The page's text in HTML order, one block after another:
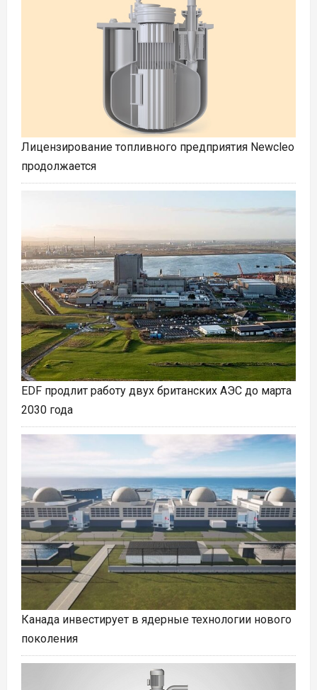
Лицензирование топливного предприятия Newcleo
продолжается
EDF продлит работу двух британских АЭС до марта
2030 года
Канада инвестирует в ядерные технологии нового
поколения